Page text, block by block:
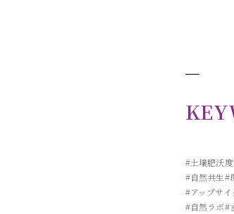
#土壌肥沃
#自然共生#
#アップサ
#自然ラボ#